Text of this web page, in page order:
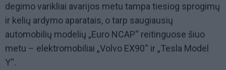
degimo varikliai avarijos metu tampa tiesiog sprogimų
ir kelių ardymo aparatais, o tarp saugiausių
automobilių modelių „Euro NCAP“ reitinguose šiuo
metu – elektromobiliai „Volvo EX90“ ir „Tesla Model
Y“.